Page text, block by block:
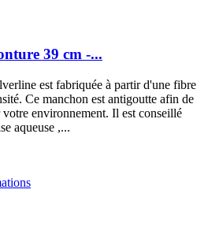
39 cm -...
est fabriquée à partir d'une fibre
Ce manchon est antigoutte afin de
environnement. Il est conseillé
aqueuse ,...